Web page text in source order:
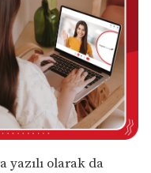
yazılı olarak da